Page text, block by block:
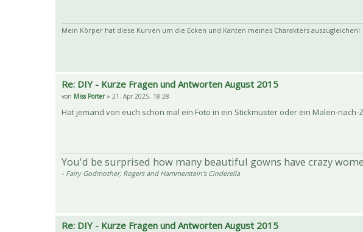
Mein Körper hat diese Kurven um die Ecken und Kanten meines Charakters auszugleichen!
Re: DIY - Kurze Fragen und Antworten August 2015
von Miss Porter» 21. Apr 2025, 18:28
Hat jemand von euch schon mal ein Foto in ein Stickmuster oder ein Malen-
You'd be surprised how many beautiful gowns have crazy
- Fairy Godmother, Rogers and Hammerstein's Cinderella
Re: DIY - Kurze Fragen und Antworten August 2015